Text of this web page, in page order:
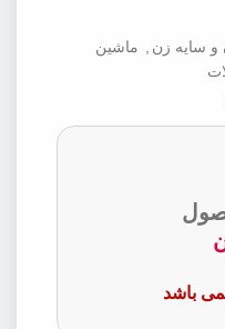
سایه زن
ماشین
باشد